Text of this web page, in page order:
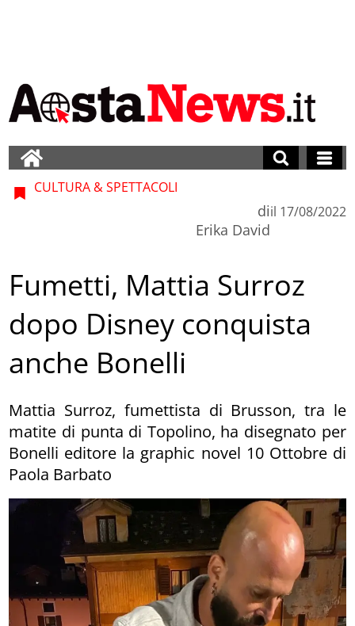
CULTURA & SPETTACOLI
di
Erika David
il 17/08/2022
Fumetti, Mattia Surroz
dopo Disney conquista
anche Bonelli
Mattia Surroz, fumettista di Brusson, tra le
matite di punta di Topolino, ha disegnato per
Bonelli editore la graphic novel 10 Ottobre di
Paola Barbato